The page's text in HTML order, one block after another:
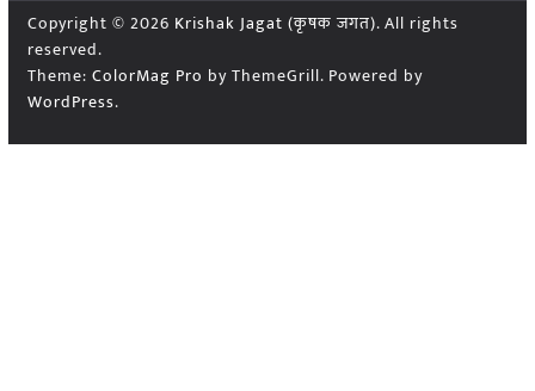
Copyright © 2026 Krishak Jagat (कृषक जगत). All rights
reserved.
Theme: ColorMag Pro by ThemeGrill. Powered by
WordPress.